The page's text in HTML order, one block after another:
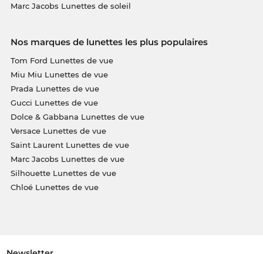
Marc Jacobs Lunettes de soleil
Nos marques de lunettes les plus populaires
Tom Ford Lunettes de vue
Miu Miu Lunettes de vue
Prada Lunettes de vue
Gucci Lunettes de vue
Dolce & Gabbana Lunettes de vue
Versace Lunettes de vue
Saint Laurent Lunettes de vue
Marc Jacobs Lunettes de vue
Silhouette Lunettes de vue
Chloé Lunettes de vue